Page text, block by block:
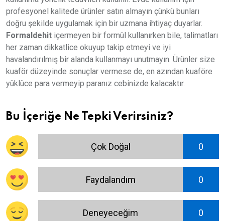
profesyonel kalitede ürünler satın almayın çünkü bunları
doğru şekilde uygulamak için bir uzmana ihtiyaç duyarlar.
Formaldehit içermeyen bir formül kullanırken bile, talimatları
her zaman dikkatlice okuyup takip etmeyi ve iyi
havalandırılmış bir alanda kullanmayı unutmayın. Ürünler size
kuaför düzeyinde sonuçlar vermese de, en azından kuaföre
yüklüce para vermeyip paranız cebinizde kalacaktır.
Bu İçeriğe Ne Tepki Verirsiniz?
Çok Doğal 0
Faydalandım 0
Deneyeceğim 0